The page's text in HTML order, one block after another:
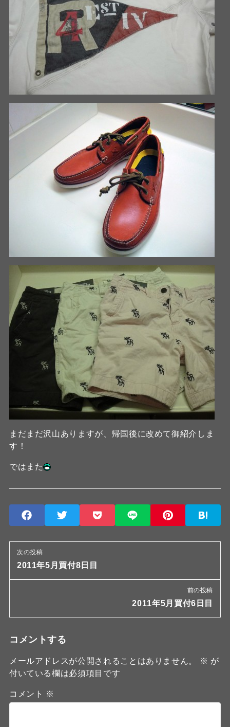
まだまだ沢山ありますが、帰国後に改めて御紹介しま
す！
ではまた
次の投稿
2011年5月買付8日目
前の投稿
2011年5月買付6日目
コメントする
メールアドレスが公開されることはありません。 ※ が
付いている欄は必須項目です
コメント ※